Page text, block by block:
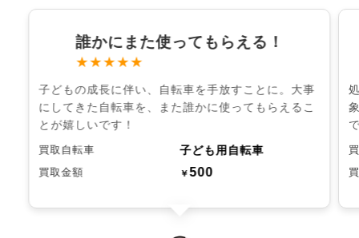
誰かにまた使ってもらえる！
★★★★★
子どもの成長に伴い、自転車を手放すことに。大事
にしてきた自転車を、また誰かに使ってもらえるこ
とが嬉しいです！
買取自転車 子ども用自転車
買取金額 ￥500